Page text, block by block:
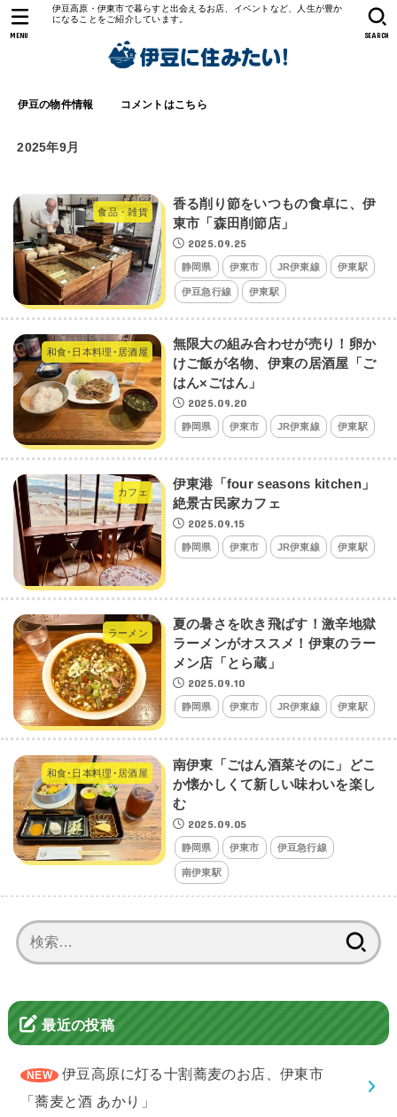
伊豆高原・伊東市で暮らすと出会えるお店、イベントなど、人生が豊か
になることをご紹介しています。
伊豆の物件情報 コメントはこちら
SEARCH
MENU
2025年9月
食品・雑貨
香る削り節をいつもの食卓に、伊
東市「森田削節店」
2025.09.25
静岡県 伊東市 JR伊東線 伊東駅
伊豆急行線 伊東駅
和食･日本料理･居酒屋
無限大の組み合わせが売り！卵か
けご飯が名物、伊東の居酒屋「ご
はん×ごはん」
2025.09.20
静岡県 伊東市 JR伊東線 伊東駅
カフェ
伊東港「four seasons kitchen」
絶景古民家カフェ
2025.09.15
静岡県 伊東市 JR伊東線 伊東駅
ラーメン
夏の暑さを吹き飛ばす！激辛地獄
ラーメンがオススメ！伊東のラー
メン店「とら蔵」
2025.09.10
静岡県 伊東市 JR伊東線 伊東駅
和食･日本料理･居酒屋
南伊東「ごはん酒菜そのに」どこ
か懐かしくて新しい味わいを楽し
む
2025.09.05
静岡県 伊東市 伊豆急行線
南伊東駅
索:
最近の投稿
伊豆高原に灯る十割蕎麦のお店、伊東市
「蕎麦と酒 あかり」